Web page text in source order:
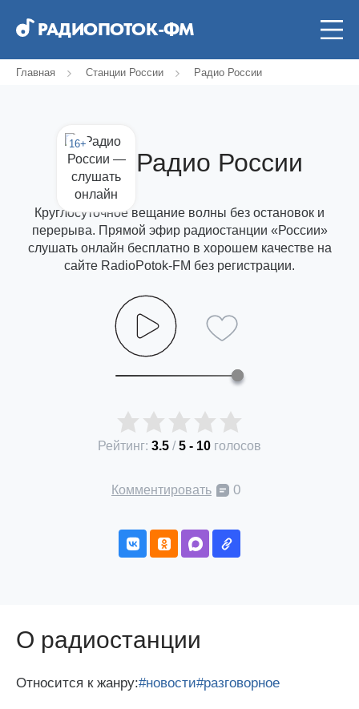
РАДИОПОТОК-ФМ
Главная Станции России Радио России
16+
Радио России
Круглосуточное вещание волны без остановок и
перерыва. Прямой эфир радиостанции «России»
слушать онлайн бесплатно в хорошем качестве на
сайте RadioPotok-FM без регистрации.
Рейтинг: 3.5 /5 - 10 голосов
Комментировать 0
О радиостанции
Относится к жанру:#новости#разговорное